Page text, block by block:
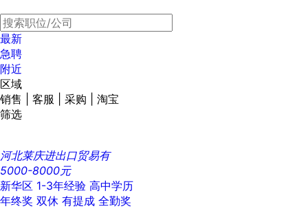
最新
急聘
附近
区域
销售 | 客服 | 采购 | 淘宝
筛选
河北莱庆进出口贸易有
5000-8000元
新华区 1-3年经验 高中学历
年终奖 双休 有提成 全勤奖